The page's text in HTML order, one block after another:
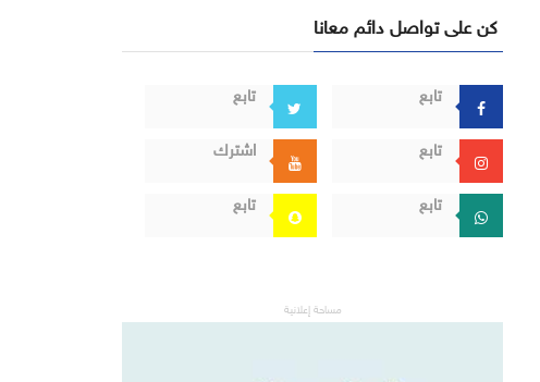
كن على تواصل دائم معانا
تابع
تابع
تابع
اشترك
تابع
تابع
مساحة إعلانية